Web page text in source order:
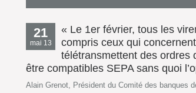
21
mai 13
« Le 1er février, tous les
compris ceux qui
télétransmettent des ordres
être compatibles SEPA sans quoi
Alain Grenot, Président du Comité des banques